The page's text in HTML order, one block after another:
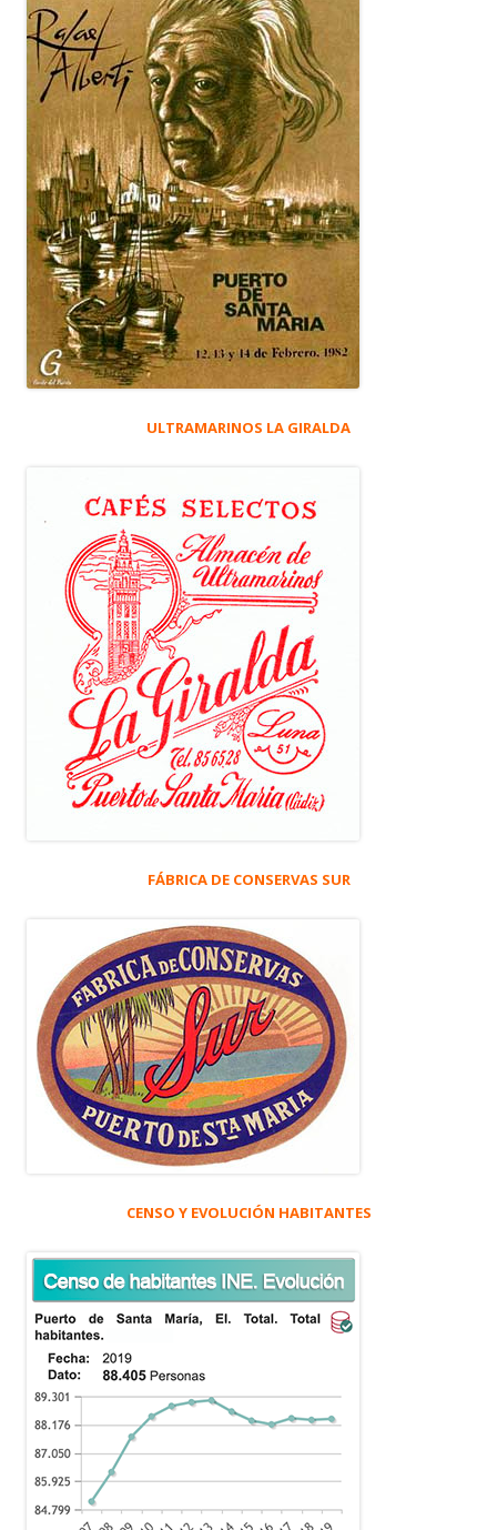
ULTRAMARINOS LA GIRALDA
FÁBRICA DE CONSERVAS SUR
CENSO Y EVOLUCIÓN HABITANTES